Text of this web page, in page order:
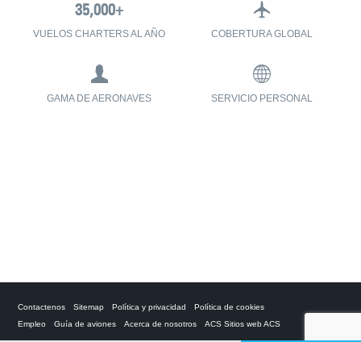
VUELOS CHARTERS AL AÑO COBERTURA GLOBAL
GAMA DE AERONAVES SERVICIO PERSONAL
Contactenos Sitemap Política y privacidad
Política de cookies
Empleo
Guía de aviones Acerca de nosotros ACS Sitios web ACS